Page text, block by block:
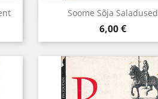
Soome Sõja Saladused
Hind
6,00 €
Kiirvaade